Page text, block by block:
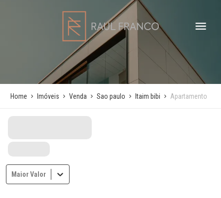
Home Imóveis Venda Sao paulo Itaim bibi Apartamento
Maior Valor